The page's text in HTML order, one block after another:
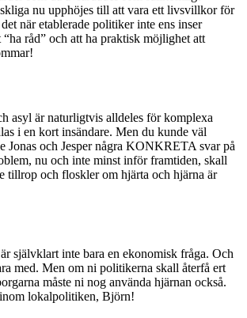
nu upphöjes till att vara ett livsvillkor för
när etablerade politiker inte ens inser
råd” och att ha praktisk möjlighet att
asyl är naturligtvis alldeles för komplexa
i en kort insändare. Men du kunde väl
Jonas och Jesper några KONKRETA svar på
nu och inte minst inför framtiden, skall
tillrop och floskler om hjärta och hjärna är
självklart inte bara en ekonomisk fråga. Och
med. Men om ni politikerna skall återfå ert
måste ni nog använda hjärnan också.
lokalpolitiken, Björn!